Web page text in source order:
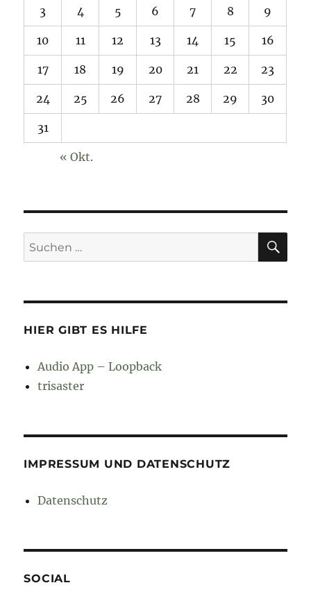
3 4 5 6 7 8 9
10 11 12 13 14 15 16
17 18 19 20 21 22 23
24 25 26 27 28 29 30
31
« Okt.
Suchen
nach:
HIER GIBT ES HILFE
Audio App – Loopback
trisaster
IMPRESSUM UND DATENSCHUTZ
Datenschutz
SOCIAL